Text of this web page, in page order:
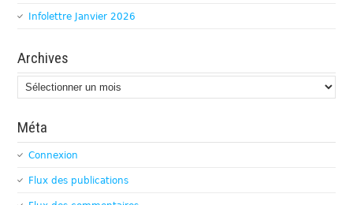
Infolettre Janvier 2026
Archives
Archives
Méta
Connexion
Flux des publications